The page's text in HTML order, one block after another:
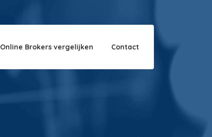
Online Brokers vergelijken Contact